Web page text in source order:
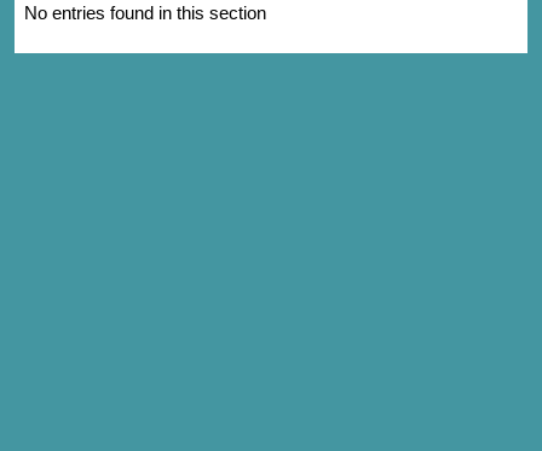
No entries found in this section